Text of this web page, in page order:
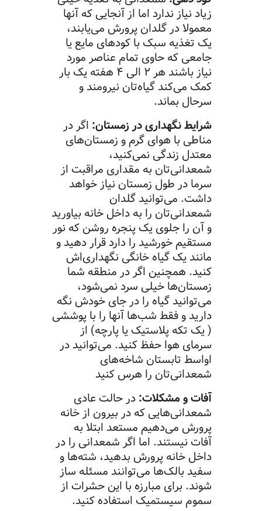
زیاد نیاز ندارد اما از آنجایی که آنها
معمولا در گلدان پرورش می‌یابند،
یک تغذیه سبک با کودهای مایع یا
جامعی که حاوی تمام عناصر مورد
نیاز باشند هر ۲ الی ۴ هفته یک بار
کمک می‌کند گیاه‌تان نیرومند و
سرحال بماند.
شرایط نگهداری در زمستان: اگر در
مناطی با هوای گرم و زمستان‌های
معتدل زندگی نمی‌کنید،
شمعدانی‌تان به مقداری مراقبت از
سرما در طول زمستان نیاز خواهد
داشت. می‌توانید گلدان
شمعدانی‌تان را به داخل خانه بیاورید
و آن را جلوی یک پنجره روشن که نور
مستقیم خورشید را دارد قرار دهید و
مانند یک گیاه خانگی نگهداری‌اش
کنید. همچنین اگر در منطقه شما
زمستان‌ها خیلی سرد نمی‌شود،
می‌توانید گیاه را در جای خودش نگه
دارید و فقط شب‌ها آنها را با پوششی
( یک تکه پلاستیک یا پارچه) از
سرمای هوا حفظ کنید. می‌توانید در
اواسط تابستان شاخه‌های
شمعدانی‌تان را هرس کنید
آفات و مشکلات:در حالت عادی
شمعدانی‌هایی که در بیرون از خانه
پرورش می‌دهیم مستعد ابتلا به
آفات نیستند. اما اگر شمعدانی را در
داخل خانه پرورش بدهید، شته‌ها و
سفید بالک‌ها می‌توانند مسئله ساز
شوند. برای مبارزه با این حشرات از
سموم سیستمیک استفاده کنید.